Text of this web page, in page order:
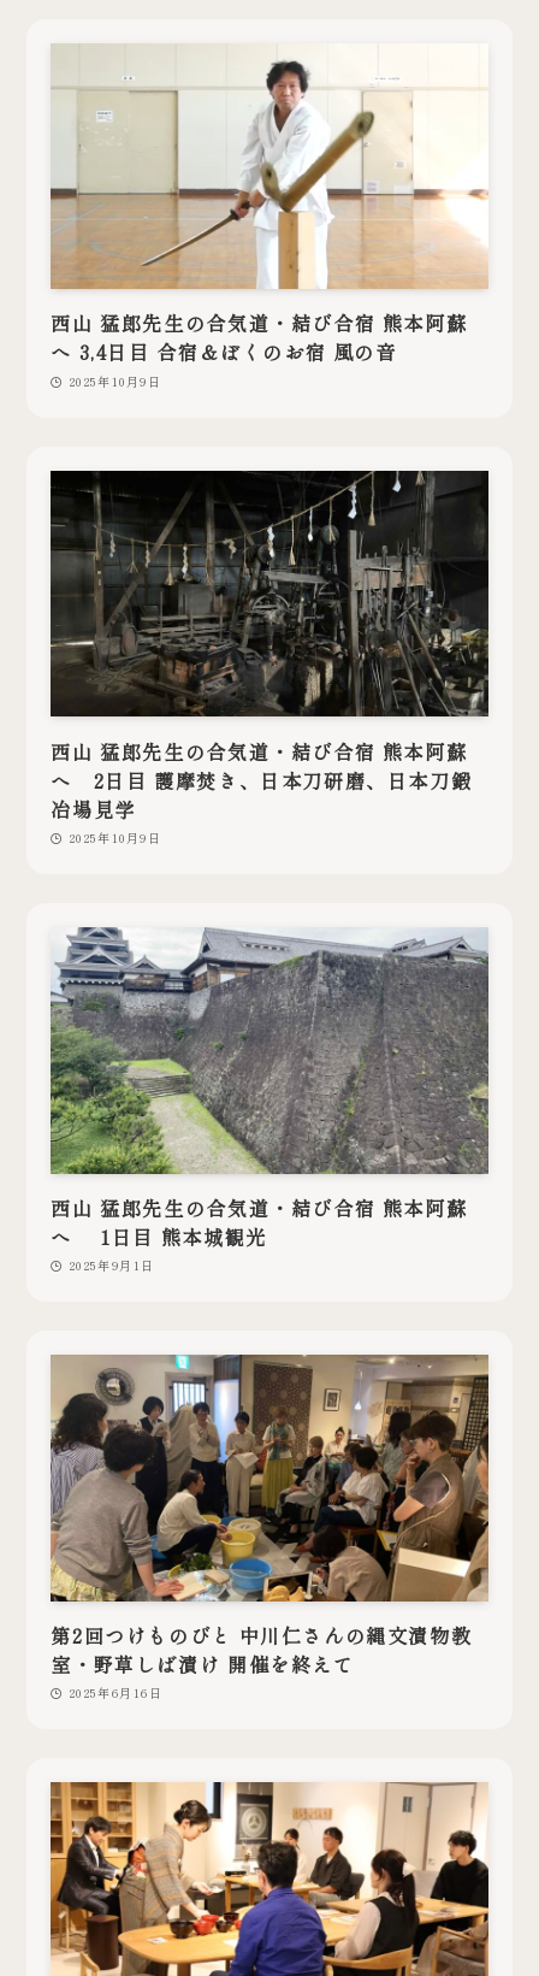
西山 猛郎先生の合気道・結び合宿 熊本阿蘇
へ 3,4日目 合宿＆ぼくのお宿 風の音
2025年10月9日
西山 猛郎先生の合気道・結び合宿 熊本阿蘇
へ 2日目 護摩焚き、日本刀研磨、日本刀鍛
冶場見学
2025年10月9日
西山 猛郎先生の合気道・結び合宿 熊本阿蘇
へ 1日目 熊本城観光
2025年9月1日
第2回つけものびと 中川仁さんの縄文漬物教
室・野草しば漬け 開催を終えて
2025年6月16日